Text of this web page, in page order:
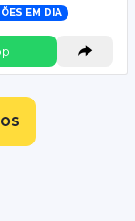
EM DIA